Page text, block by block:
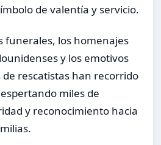
de valentía y servicio.
funerales, los homenajes
y los emotivos
de rescatistas han recorrido
miles de
y reconocimiento hacia